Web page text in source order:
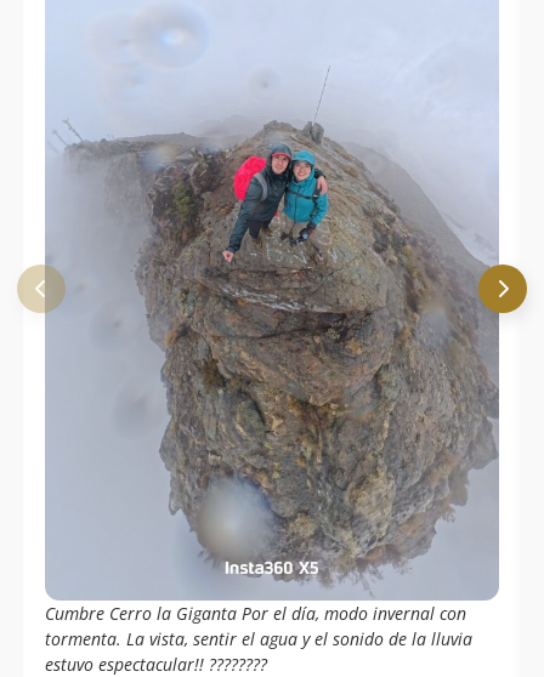
Cumbre Cerro la Giganta Por el día, modo invernal con
tormenta. La vista, sentir el agua y el sonido de la lluvia
estuvo espectacular!! ????️????